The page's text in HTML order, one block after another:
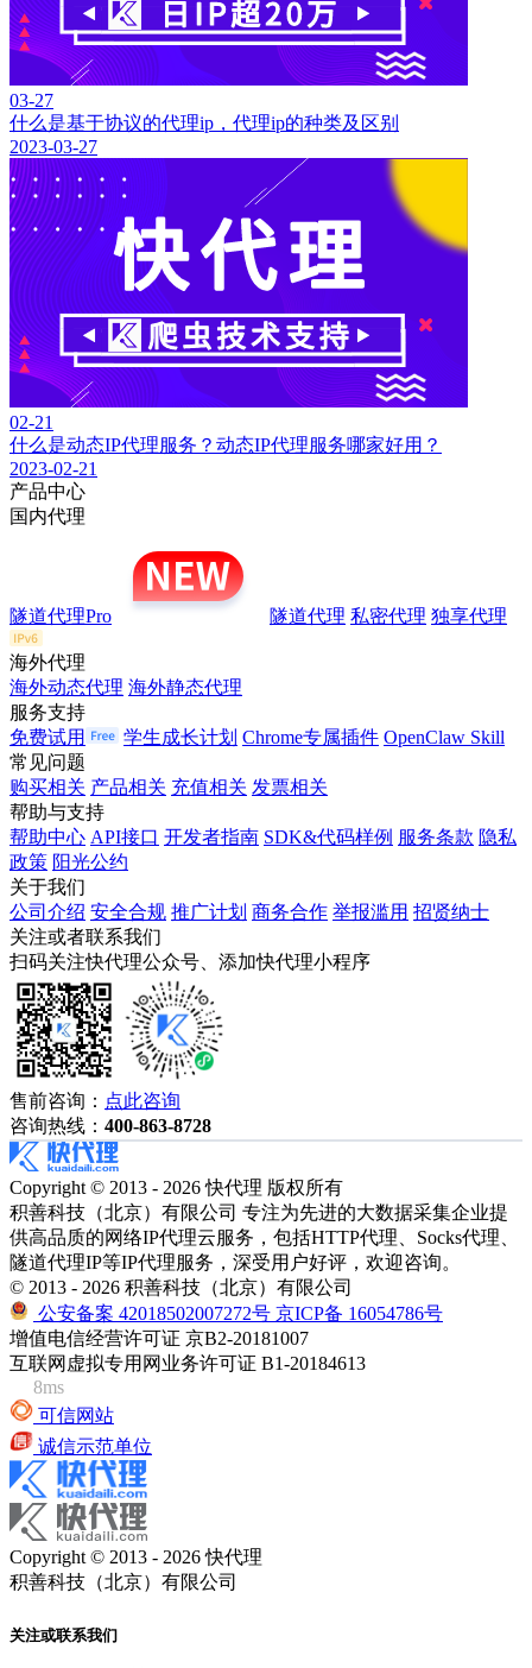
03-27
什么是基于协议的代理ip，代理ip的种类及区别
2023-03-27
02-21
什么是动态IP代理服务？动态IP代理服务哪家好用？
2023-02-21
产品中心
国内代理
隧道代理Pro 隧道代理 私密代理 独享代理
海外代理
海外动态代理 海外静态代理
服务支持
免费试用
学生成长计划 Chrome专属插件 OpenClaw Skill
常见问题
购买相关 产品相关 充值相关 发票相关
帮助与支持
帮助中心 API接口 开发者指南 SDK&代码样例 服务条款 隐私
政策 阳光公约
关于我们
公司介绍 安全合规 推广计划 商务合作 举报滥用 招贤纳士
关注或者联系我们
扫码关注快代理公众号、添加快代理小程序
售前咨询： 点此咨询
咨询热线： 400-863-8728
Copyright © 2013 - 2026 快代理 版权所有
积善科技（北京）有限公司 专注为先进的大数据采集企业提
供高品质的网络IP代理云服务，包括HTTP代理、Socks代理、
隧道代理IP等IP代理服务，深受用户好评，欢迎咨询。
© 2013 - 2026 积善科技（北京）有限公司
公安备案 42018502007272号 京ICP备 16054786号
增值电信经营许可证 京B2-20181007
互联网虚拟专用网业务许可证 B1-20184613
8ms
可信网站
诚信示范单位
Copyright © 2013 - 2026 快代理
积善科技（北京）有限公司
关注或联系我们